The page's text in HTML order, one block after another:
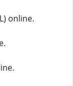
online.